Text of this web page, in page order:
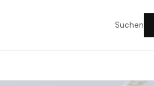
Suchen